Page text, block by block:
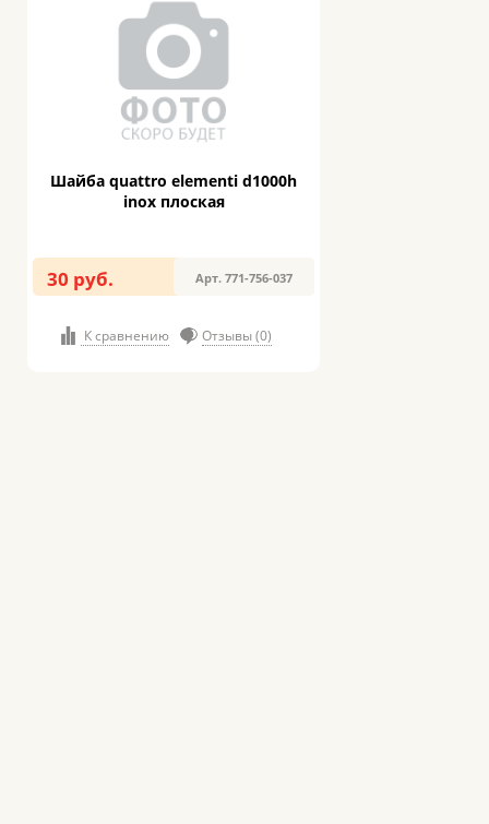
Шайба quattro elementi d1000h
inox плоская
30 руб. Арт. 771-756-037
К сравнению Отзывы (0)